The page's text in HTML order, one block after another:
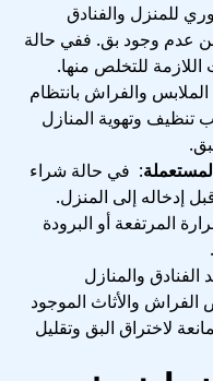
للمنزل والفنادق
من عدم وجود بق. ففي حالة
للتخلص منها.
والفراش بانتظام
وتهوية المنازل
: في حالة شراء
إدخاله إلى المنزل.
المرتفعة أو البرودة
الفنادق والمنازل
الفراش والأثاث الموجود
لاختراق البق وتقليل